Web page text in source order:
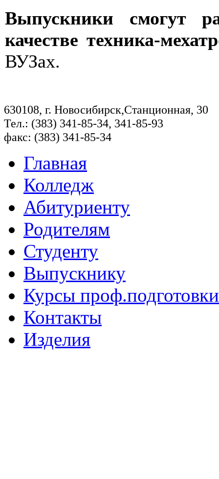
Выпускники смогут
качестве техника-
ВУЗах.
630108, г. Новосибирск,Станционная, 30
Тел.: (383) 341-85-34, 341-85-93
факс: (383) 341-85-34
Главная
Колледж
Абитуриенту
Родителям
Студенту
Выпускнику
Курсы проф.подготовки
Контакты
Изделия